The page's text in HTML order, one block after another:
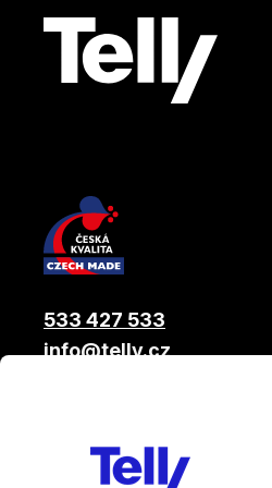
533 427 533
info@telly.cz
, člen